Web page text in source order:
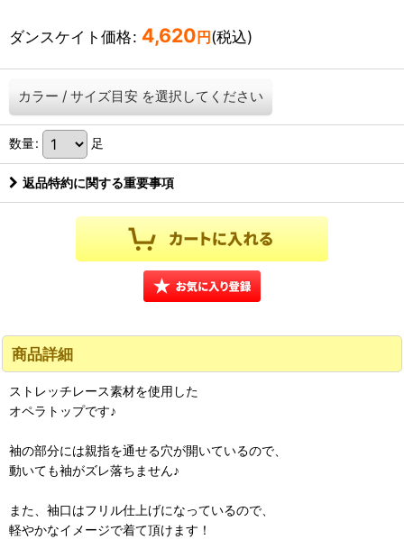
ダンスケイト価格: 4,620 円 (税込)
カラー / サイズ目安 を選択してください
数量: 足
返品特約に関する重要事項
商品詳細
ストレッチレース素材を使用した
オペラトップです♪
袖の部分には親指を通せる穴が開いているので、
動いても袖がズレ落ちません♪
また、袖口はフリル仕上げになっているので、
軽やかなイメージで着て頂けます！